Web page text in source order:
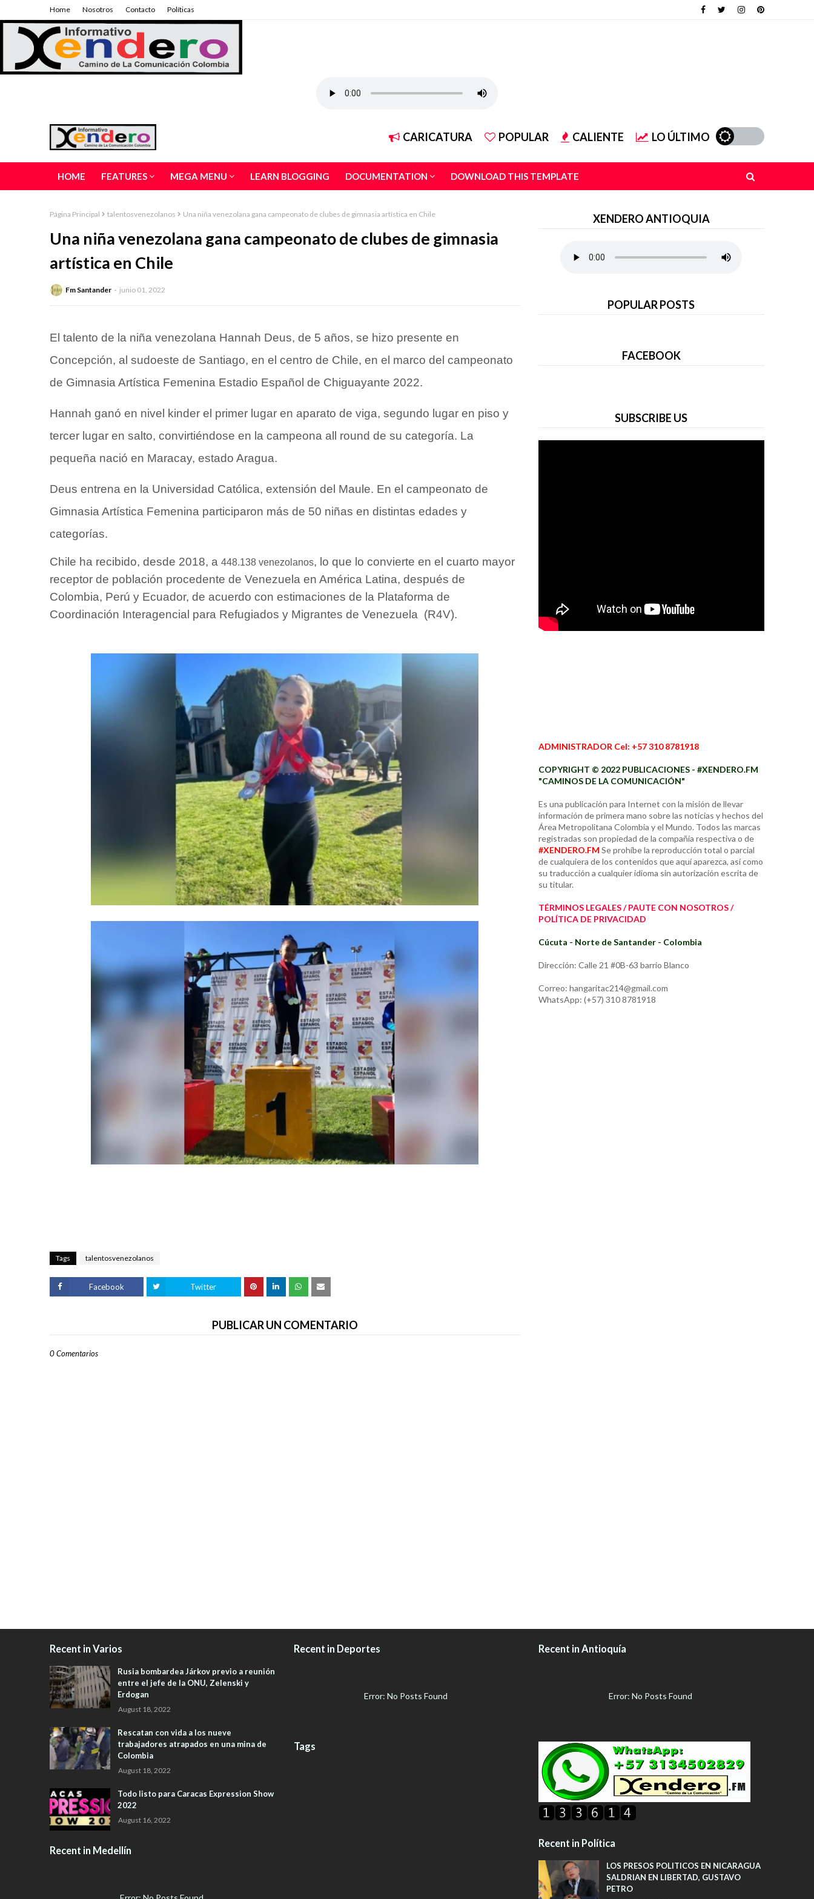
Home Nosotros Contacto Políticas
CARICATURA POPULAR CALIENTE LO ÚLTIMO
HOME FEATURES MEGA MENU LEARN BLOGGING DOCUMENTATION DOWNLOAD THIS TEMPLATE
Página Principal talentosvenezolanos Una niña venezolana gana campeonato de clubes de gimnasia artística en Chile
Una niña venezolana gana campeonato de clubes de gimnasia
artística en Chile
Fm Santander junio 01, 2022
El talento de la niña venezolana Hannah Deus, de 5 años, se hizo presente en
Concepción, al sudoeste de Santiago, en el centro de Chile, en el marco del campeonato
de Gimnasia Artística Femenina Estadio Español de Chiguayante 2022.
Hannah ganó en nivel kinder el primer lugar en aparato de viga, segundo lugar en piso y
tercer lugar en salto, convirtiéndose en la campeona all round de su categoría. La
pequeña nació en Maracay, estado Aragua.
Deus entrena en la Universidad Católica, extensión del Maule. En el campeonato de
Gimnasia Artística Femenina participaron más de 50 niñas en distintas edades y
categorías.
Chile ha recibido, desde 2018, a 448.138 venezolanos, lo que lo convierte en el cuarto mayor
receptor de población procedente de Venezuela en América Latina, después de
Colombia, Perú y Ecuador, de acuerdo con estimaciones de la Plataforma de
Coordinación Interagencial para Refugiados y Migrantes de Venezuela ​ (R4V).
Tags talentosvenezolanos
Facebook Twitter
PUBLICAR UN COMENTARIO
0 Comentarios
XENDERO ANTIOQUIA
POPULAR POSTS
FACEBOOK
SUBSCRIBE US
ADMINISTRADOR Cel: +57 310 8781918
COPYRIGHT © 2022 PUBLICACIONES - #XENDERO.FM
"CAMINOS DE LA COMUNICACIÓN"
Es una publicación para Internet con la misión de llevar
información de primera mano sobre las noticias y hechos del
Área Metropolitana Colombia y el Mundo. Todos las marcas
registradas son propiedad de la compañía respectiva o de
#XENDERO.FM Se prohíbe la reproducción total o parcial
de cualquiera de los contenidos que aquí aparezca, así como
su traducción a cualquier idioma sin autorización escrita de
su titular.
TÉRMINOS LEGALES / PAUTE CON NOSOTROS /
POLÍTICA DE PRIVACIDAD
Cúcuta - Norte de Santander - Colombia
Dirección: Calle 21 #0B-63 barrio Blanco
Correo: hangaritac214@gmail.com
WhatsApp: (+57) 310 8781918
Recent in Varios
Rusia bombardea Járkov previo a reunión
entre el jefe de la ONU, Zelenski y
Erdogan
August 18, 2022
Rescatan con vida a los nueve
trabajadores atrapados en una mina de
Colombia
August 18, 2022
Todo listo para Caracas Expression Show
2022
August 16, 2022
Recent in Medellín
Recent in Deportes
Error: No Posts Found
Tags
Recent in Antioquía
Error: No Posts Found
Recent in Política
LOS PRESOS POLITICOS EN NICARAGUA
SALDRIAN EN LIBERTAD, GUSTAVO
PETRO